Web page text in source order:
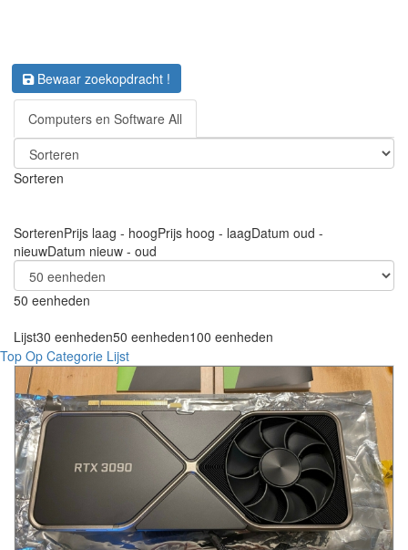
Bewaar zoekopdracht !
Computers en Software All
Sorteren
SorterenPrijs laag - hoogPrijs hoog - laagDatum oud -
nieuwDatum nieuw - oud
50 eenheden
Lijst30 eenheden50 eenheden100 eenheden
Top Op Categorie Lijst